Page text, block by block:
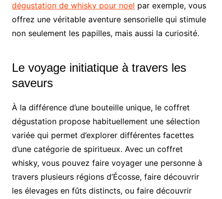
dégustation de whisky pour noel par exemple, vous
offrez une véritable aventure sensorielle qui stimule
non seulement les papilles, mais aussi la curiosité.
Le voyage initiatique à travers les
saveurs
À la différence d’une bouteille unique, le coffret
dégustation propose habituellement une sélection
variée qui permet d’explorer différentes facettes
d’une catégorie de spiritueux. Avec un coffret
whisky, vous pouvez faire voyager une personne à
travers plusieurs régions d’Écosse, faire découvrir
les élevages en fûts distincts, ou faire découvrir